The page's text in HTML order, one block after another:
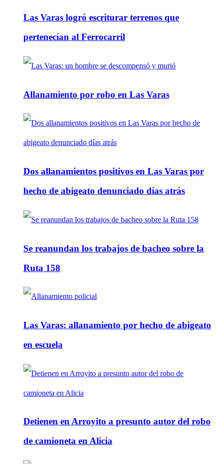
Las Varas logró escriturar terrenos que
pertenecían al Ferrocarril
Allanamiento por robo en Las Varas
Dos allanamientos positivos en Las Varas por
hecho de abigeato denunciado días atrás
Se reanundan los trabajos de bacheo sobre la
Ruta 158
Las Varas: allanamiento por hecho de abigeato
en escuela
Detienen en Arroyito a presunto autor del robo
de camioneta en Alicia